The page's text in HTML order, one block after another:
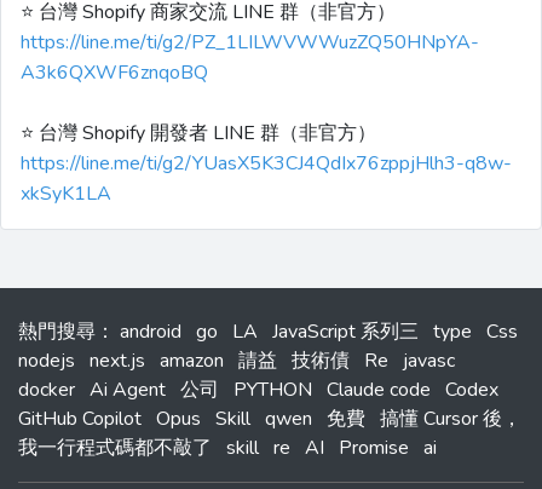
⭐️ 台灣 Shopify 商家交流 LINE 群（非官方）
https://line.me/ti/g2/PZ_1LILWVWWuzZQ50HNpYA-
A3k6QXWF6znqoBQ
⭐️ 台灣 Shopify 開發者 LINE 群（非官方）
https://line.me/ti/g2/YUasX5K3CJ4QdIx76zppjHlh3-q8w-
xkSyK1LA
熱門搜尋 ： android go LA JavaScript 系列三 type Css
nodejs next.js amazon 請益 技術債 Re
javasc
docker Ai Agent 公司 PYTHON Claude code Codex
GitHub Copilot Opus Skill qwen 免費 搞懂 Cursor 後，
我一行程式碼都不敲了
skill re AI Promise ai